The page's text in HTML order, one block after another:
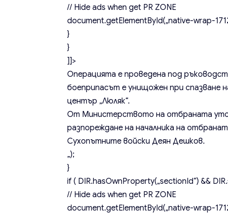
// Hide ads when get PR ZONE
document.getElementById(„native-wrap-
}
}
]]>
Операцията е проведена под
боеприпасът е унищожен при спазване
център „Люляк“.
От Министерството на отбраната
разпореждане на началника на
Сухопътните войски Деян Дешков.
„);
}
if ( DIR.hasOwnProperty(„sectionId“) &&
// Hide ads when get PR ZONE
document.getElementById(„native-wrap-